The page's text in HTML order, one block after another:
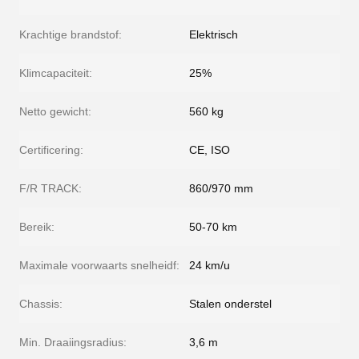
Krachtige brandstof: Elektrisch
Klimcapaciteit: 25%
Netto gewicht: 560 kg
Certificering: CE, ISO
F/R TRACK: 860/970 mm
Bereik: 50-70 km
Maximale voorwaarts snelheidf: 24 km/u
Chassis: Stalen onderstel
Min. Draaiingsradius: 3,6 m